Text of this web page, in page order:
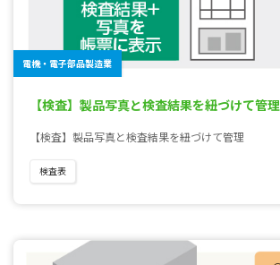
電機・電子部品製造業
【検査】製品写真と検査結果を紐づけて管理
【検査】製品写真と検査結果を紐づけて管理
検査表